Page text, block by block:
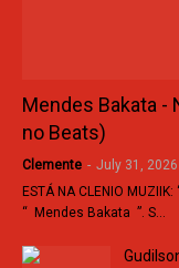
Mendes Bakata -
no Beats)
Clemente - July 31, 2026
ESTÁ NA CLENIO
“ Mendes Bakata ”. S…